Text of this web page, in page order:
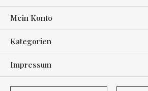
Mein Konto
Kategorien
Impressum